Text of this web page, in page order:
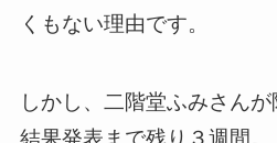
くもない理由です。
しかし、二階堂ふみさん
結果発表まで残り３週間。